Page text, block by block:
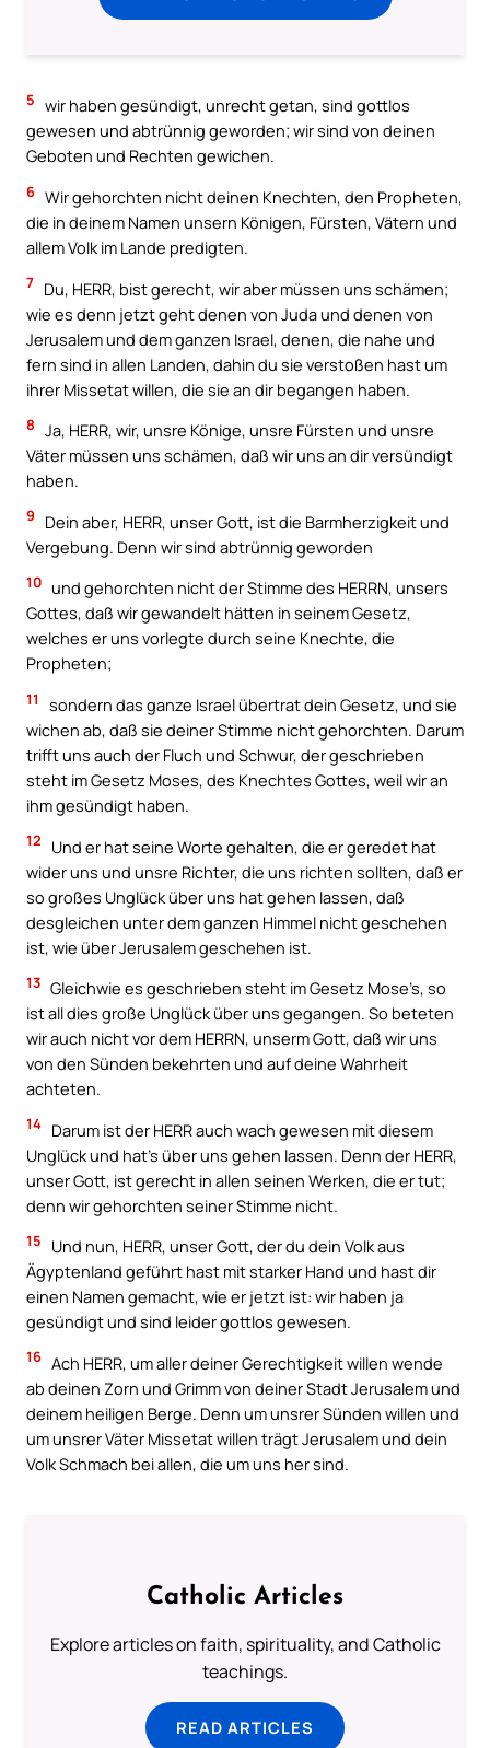
5 wir haben gesündigt, unrecht getan, sind gottlos
gewesen und abtrünnig geworden; wir sind von deinen
Geboten und Rechten gewichen.
6 Wir gehorchten nicht deinen Knechten, den Propheten,
die in deinem Namen unsern Königen, Fürsten, Vätern und
allem Volk im Lande predigten.
7 Du, HERR, bist gerecht, wir aber müssen uns schämen;
wie es denn jetzt geht denen von Juda und denen von
Jerusalem und dem ganzen Israel, denen, die nahe und
fern sind in allen Landen, dahin du sie verstoßen hast um
ihrer Missetat willen, die sie an dir begangen haben.
8 Ja, HERR, wir, unsre Könige, unsre Fürsten und unsre
Väter müssen uns schämen, daß wir uns an dir versündigt
haben.
9
Dein aber, HERR, unser Gott, ist die Barmherzigkeit und
Vergebung. Denn wir sind abtrünnig geworden
10 und gehorchten nicht der Stimme des HERRN, unsers
Gottes, daß wir gewandelt hätten in seinem Gesetz,
welches er uns vorlegte durch seine Knechte, die
Propheten;
11
sondern das ganze Israel übertrat dein Gesetz, und sie
wichen ab, daß sie deiner Stimme nicht gehorchten. Darum
trifft uns auch der Fluch und Schwur, der geschrieben
steht im Gesetz Moses, des Knechtes Gottes, weil wir an
ihm gesündigt haben.
12
Und er hat seine Worte gehalten, die er geredet hat
wider uns und unsre Richter, die uns richten sollten, daß er
so großes Unglück über uns hat gehen lassen, daß
desgleichen unter dem ganzen Himmel nicht geschehen
ist, wie über Jerusalem geschehen ist.
13 Gleichwie es geschrieben steht im Gesetz Mose’s, so
ist all dies große Unglück über uns gegangen. So beteten
wir auch nicht vor dem HERRN, unserm Gott, daß wir uns
von den Sünden bekehrten und auf deine Wahrheit
achteten.
14 Darum ist der HERR auch wach gewesen mit diesem
Unglück und hat’s über uns gehen lassen. Denn der HERR,
unser Gott, ist gerecht in allen seinen Werken, die er tut;
denn wir gehorchten seiner Stimme nicht.
15
Und nun, HERR, unser Gott, der du dein Volk aus
Ägyptenland geführt hast mit starker Hand und hast dir
einen Namen gemacht, wie er jetzt ist: wir haben ja
gesündigt und sind leider gottlos gewesen.
16 Ach HERR, um aller deiner Gerechtigkeit willen wende
ab deinen Zorn und Grimm von deiner Stadt Jerusalem und
deinem heiligen Berge. Denn um unsrer Sünden willen und
um unsrer Väter Missetat willen trägt Jerusalem und dein
Volk Schmach bei allen, die um uns her sind.
Catholic Articles
Explore articles on faith, spirituality, and Catholic
teachings.
READ ARTICLES